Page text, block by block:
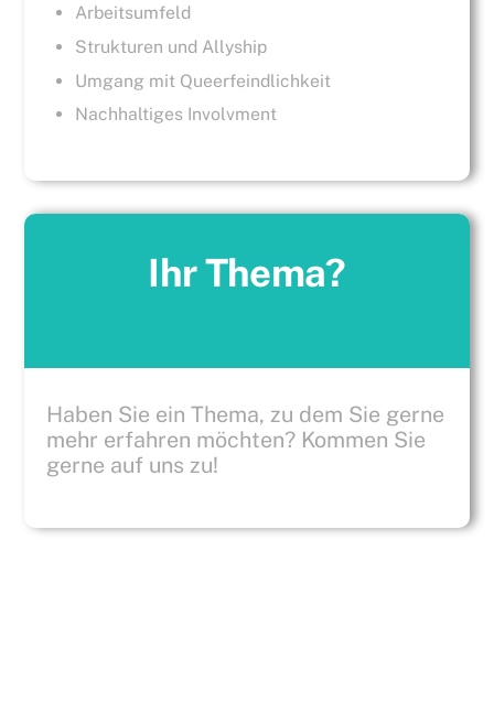
Arbeitsumfeld
Strukturen und Allyship
Umgang mit Queerfeindlichkeit
Nachhaltiges Involvment
Ihr Thema?
Haben Sie ein Thema, zu dem Sie gerne
mehr erfahren möchten? Kommen Sie
gerne auf uns zu!